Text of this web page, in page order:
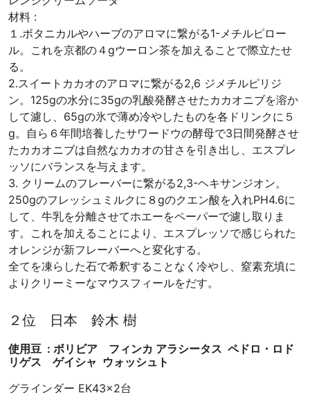
材料 :
１.ボタニカルやハーブのアロマに繋がる1-メチルピロー
ル。これを京都の４gウーロン茶を加えることで際立たせ
る。
2.スイートカカオのアロマに繋がる2,6 ジメチルピリジ
ン。125gの水分に35gの乳酸発酵させたカカオニブを溶か
して濾し、65gの氷で薄め冷やしたものを各ドリンクに５
g。自ら６年間培養したサワードウの酵母で3日間発酵させ
たカカオニブは自然なカカオの甘さを引き出し、エスプレ
ッソにバランスを与えます。
3. クリームのフレーバーに繋がる2,3-ヘキサンジオン。
250gのフレッシュミルクに８gのクエン酸を入れPH4.6に
して、牛乳を分離させてホエーをペーパーで濾し取りま
す。これを加えることにより、エスプレッソで感じられた
オレンジが新フレーバーへと変化する。
全てを凍らした石で希釈することなく冷やし、窒素充填に
よりクリーミーなマウスフィールをだす。
２位 日本 鈴木 樹
使用豆 : ボリビア フィンカ アラシータス ペドロ・ロド
リゲス ゲイシャ ウォッシュト
グラインダー EK43×2台